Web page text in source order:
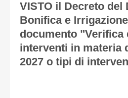
VISTO il Decreto del
Bonifica e
documento "Verifica
interventi in materia
2027 o tipi di